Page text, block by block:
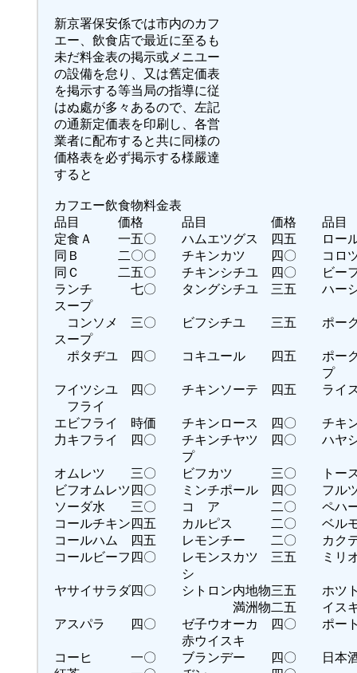
新京署保安係では市内のカフ
エー、飲食店で最近に至るも
未だ料金表の掲示或メニユー
の設備を怠り、又は舊定価表
を掲示する等当局の指導に従
はぬ處が多々あるので、左記
の通新定価表を印刷し、各営
業者に配布すると共に同様の
価格表を必ず掲示する様嚴達
すると
カフエー飲食物料金表
品目 価格 品目 価格 品
定食Ａ 一五〇 ハムエツグス 四五 ロール
同Ｂ 二〇〇 チキンカツ 四〇 コロ
同Ｃ 二五〇 チキンシチユ 四〇 ビー
ランチ 七〇 タングシチユ 三五 ハーシ
スープ
コンソメ 三〇 ビフシチユ 三五 ポー
スープ
ポタヂユ 四〇 コキユール 四五 ポーク
プ 五
フイツシユ 四〇 チキンソーテ 四五 ライ
フライ
エビフライ 時価 チキンロース 四〇 チキ
力キフライ 四〇 チキンチヤツ 四〇 ハヤ
プ
オムレツ 三〇 ビフカツ 三〇 トー
ビフオムレツ四〇 ミンチポール 四〇
ソーダ水 三〇 コゝア 二〇 ペハー
コールチキン四五 カルピス 二〇 ベル
コールハム 四五 レモンチー 二〇 カ
コールビーフ四〇 レモンスカツ 三五 ミリ
シ
ヤサイサラダ四〇 シトロン内地物三五 ホツト
満洲物二五 イス
アスパラ 四〇 ゼ子ウオーカ 四〇 ポート
赤ウイスキ
コーヒ 一〇 ブランデー 四〇 日本酒